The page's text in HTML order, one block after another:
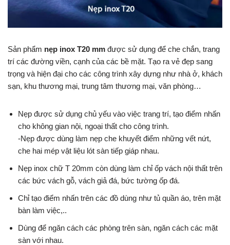
Sản phẩm nẹp inox T20 mm được sử dụng để che chắn, trang
trí các đường viền, cạnh của các bề mặt. Tạo ra vẻ đẹp sang
trọng và hiện đại cho các công trình xây dựng như nhà ở, khách
sạn, khu thương mại, trung tâm thương mại, văn phòng…
Nẹp được sử dụng chủ yếu vào việc trang trí, tạo điểm nhấn
cho không gian nội, ngoại thất cho công trình.
-Nẹp được dùng làm nẹp che khuyết điểm những vết nứt,
che hai mép vật liệu lót sàn tiếp giáp nhau.
Nẹp inox chữ T 20mm còn dùng làm chỉ ốp vách nội thất trên
các bức vách gỗ, vách giả đá, bức tường ốp đá.
Chỉ tạo điểm nhấn trên các đồ dùng như tủ quần áo, trên mặt
bàn làm việc,..
Dùng để ngăn cách các phòng trên sàn, ngăn cách các mặt
sàn với nhau.